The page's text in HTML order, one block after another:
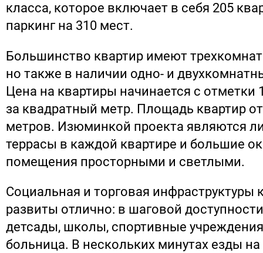
класса, которое включает в себя 205
паркинг на 310 мест.
Большинство квартир имеют
но также в наличии одно- и
Цена на квартиры начинается с отметки
за квадратный метр. Площадь квартир
метров. Изюминкой проекта являются
террасы в каждой квартире и большие
помещения просторными и светлыми.
Социальная и торговая инфраструктуры
развиты отлично: в шаговой
детсады, школы, спортивные
больница. В нескольких минутах езды